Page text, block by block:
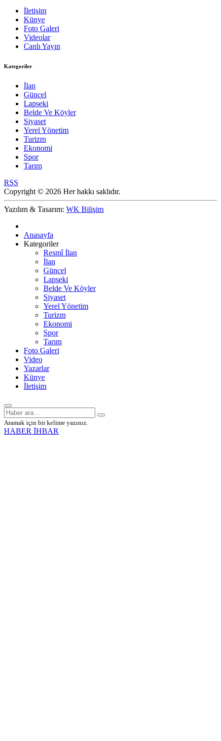
İletişim
Künye
Foto Galeri
Videolar
Canlı Yayın
Kategoriler
İlan
Güncel
Lapseki
Belde Ve Köyler
Siyaset
Yerel Yönetim
Turizm
Ekonomi
Spor
Tarım
RSS
Copyright © 2026 Her hakkı saklıdır.
Yazılım & Tasarım: WK Bilişim
Anasayfa
Kategoriler
Resmî İlan
İlan
Güncel
Lapseki
Belde Ve Köyler
Siyaset
Yerel Yönetim
Turizm
Ekonomi
Spor
Tarım
Foto Galeri
Video
Yazarlar
Künye
İletişim
Aramak için bir kelime yazınız.
HABER İHBAR